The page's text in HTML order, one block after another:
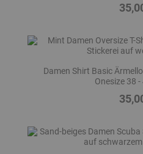
Preis
Damen Shirt Basic
Onesize 38
Preis